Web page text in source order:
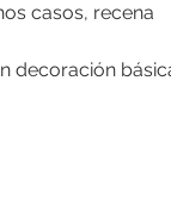
casos, recena
decoración